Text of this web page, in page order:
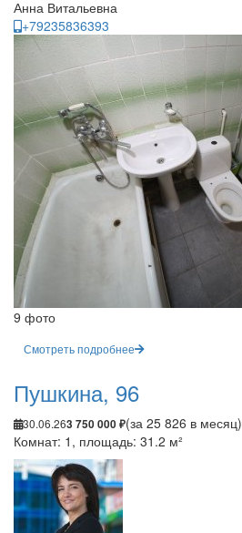
Анна Витальевна
+79235836393
9 фото
Смотреть подробнее
Пушкина, 96
30.06.263 750 000 ₽(за 25 826 в месяц)
Комнат: 1, площадь: 31.2 м²